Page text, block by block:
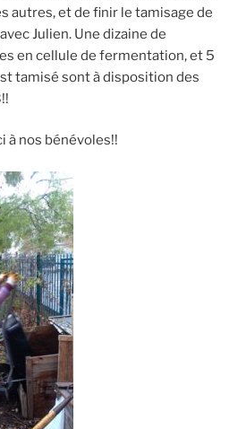
autres, et de finir le tamisage de
Julien. Une dizaine de
en cellule de fermentation, et 5
tamisé sont à disposition des
à nos bénévoles!!